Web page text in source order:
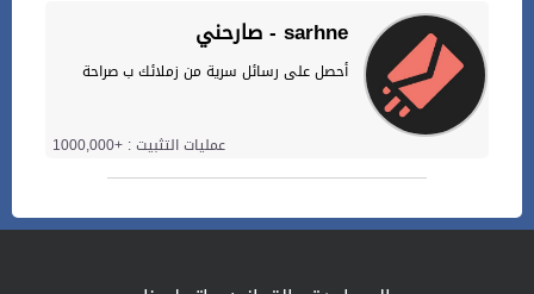
صارحني - sarhne
أحصل على رسائل سرية من زملائك ب صراحة
عمليات التثبيت : +1000,000